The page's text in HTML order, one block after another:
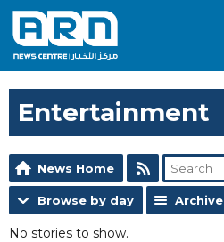
Entertainment
News Home
Browse by day Archive
No stories to show.